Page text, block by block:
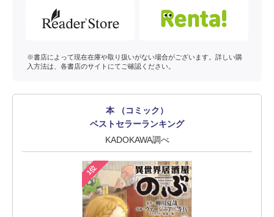
※書店によって現在在庫や取り扱いがない場合がございます。詳しい購
入方法は、各書店のサイトにてご確認ください。
本 （コミック）
ベストセラーランキング
KADOKAWA調べ
1位